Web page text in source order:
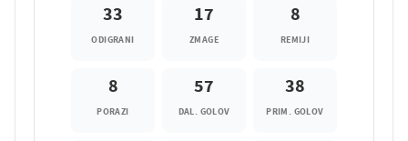
33
ODIGRANI
17
ZMAGE
8
REMIJI
8
PORAZI
57
DAL. GOLOV
38
PRIM. GOLOV